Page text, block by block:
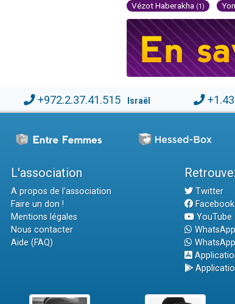
Vézot Haberakha (1)
+972.2.37.41.515 Israël
L'association
A propos de l'association
Faire un don !
Mentions légales
Nous contacter
Aide (FAQ)
Twitter
Facebook
YouTube
WhatsApp